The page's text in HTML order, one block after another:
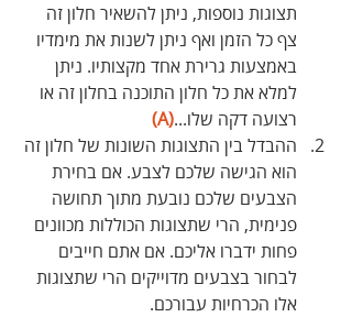
תצוגות נוספות, ניתן להשאיר חלון זה
צף כל הזמן ואף ניתן לשנות את מימדיו
באמצעות גרירת אחד מקצותיו. ניתן
למלא את כל חלון התוכנה בחלון זה או
רצועה דקה שלו...(A)
ההבדל בין התצוגות השונות של חלון זה
הוא הגישה שלכם לצבע. אם בחירת
הצבעים שלכם נובעת מתוך תחושה
פנימית, הרי שתצוגות הכוללות מכוונים
פחות ידברו אליכם. אם אתם חייבים
לבחור בצבעים מדוייקים הרי שתצוגות
אלו הכרחיות עבורכם.